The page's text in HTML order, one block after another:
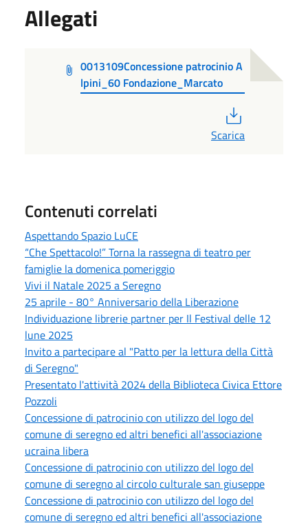
Allegati
0013109Concessione patrocinio A
lpini_60 Fondazione_Marcato
Scarica
Contenuti correlati
Aspettando Spazio LuCE
“Che Spettacolo!” Torna la rassegna di teatro per
famiglie la domenica pomeriggio
Vivi il Natale 2025 a Seregno
25 aprile - 80° Anniversario della Liberazione
Individuazione librerie partner per Il Festival delle 12
lune 2025
Invito a partecipare al "Patto per la lettura della Città
di Seregno"
Presentato l'attività 2024 della Biblioteca Civica Ettore
Pozzoli
Concessione di patrocinio con utilizzo del logo del
comune di seregno ed altri benefici all'associazione
ucraina libera
Concessione di patrocinio con utilizzo del logo del
comune di seregno al circolo culturale san giuseppe
Concessione di patrocinio con utilizzo del logo del
comune di seregno ed altri benefici all'associazione